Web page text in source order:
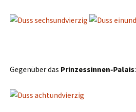
Gegenüber das Prinzessinnen-Palais: